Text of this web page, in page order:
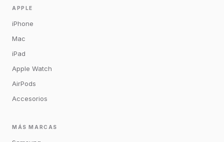
APPLE
iPhone
Mac
iPad
Apple Watch
AirPods
Accesorios
MÁS MARCAS